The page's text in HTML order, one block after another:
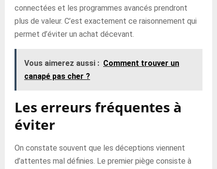
connectées et les programmes avancés prendront
plus de valeur. C’est exactement ce raisonnement qui
permet d’éviter un achat décevant.
Vous aimerez aussi : Comment trouver un
canapé pas cher ?
Les erreurs fréquentes à
éviter
On constate souvent que les déceptions viennent
d’attentes mal définies. Le premier piège consiste à